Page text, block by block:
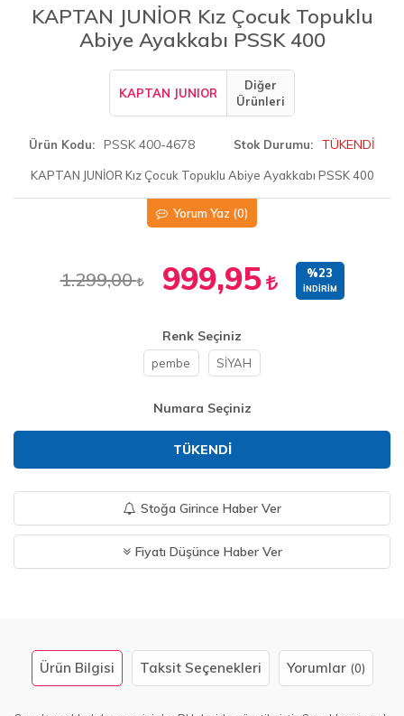
KAPTAN JUNİOR Kız Çocuk Topuklu
Abiye Ayakkabı PSSK 400
KAPTAN JUNIOR
Diğer
Ürünleri
Ürün Kodu PSSK 400-4678 Stok Durumu TÜKENDİ
KAPTAN JUNİOR Kız Çocuk Topuklu Abiye Ayakkabı PSSK 400
Yorum Yaz (0)
1.299,00 999,95 %23
İNDIRIM
Renk Seçiniz
pembe SİYAH
Numara Seçiniz
TÜKENDI
Stoğa Girince Haber Ver
Fiyatı Düşünce Haber Ver
Ürün Bilgisi Taksit Seçenekleri Yorumlar (0)